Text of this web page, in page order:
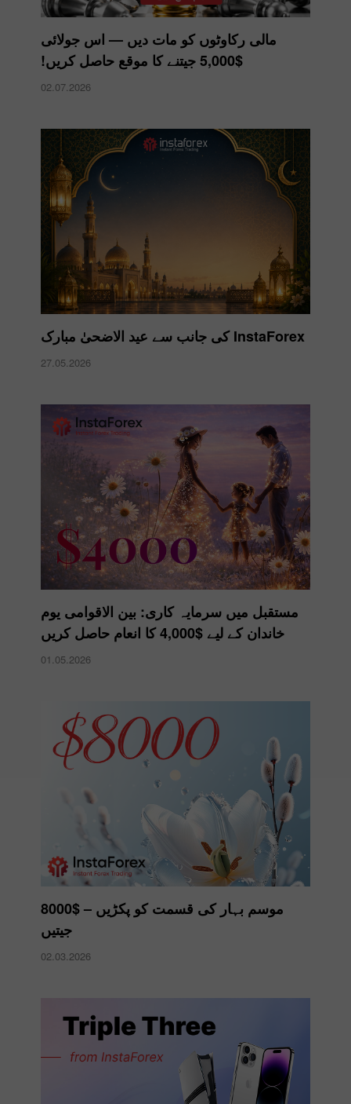
مالی رکاوٹوں کو مات دیں — اس جولائی
$5,000 جیتنے کا موقع حاصل کریں!
02.07.2026
InstaForex کی جانب سے عید الاضحیٰ مبارک
27.05.2026
مستقبل میں سرمایہ کاری: بین الاقوامی یوم
خاندان کے لیے $4,000 کا انعام حاصل کریں
01.05.2026
موسم بہار کی قسمت کو پکڑیں – $8000
جیتیں
02.03.2026